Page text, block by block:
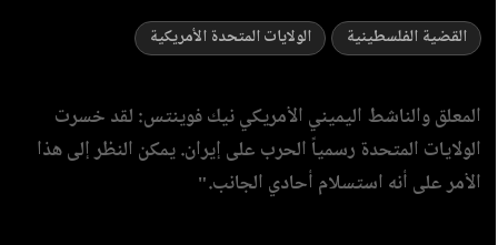
القضية الفلسطينية الولايات المتحدة الأمريكية
المعلق والناشط اليميني الأمريكي نيك فوينتس: لقد خسرت
الولايات المتحدة رسمياً الحرب على إيران. يمكن النظر إلى هذا
الأمر على أنه استسلام أحادي الجانب."